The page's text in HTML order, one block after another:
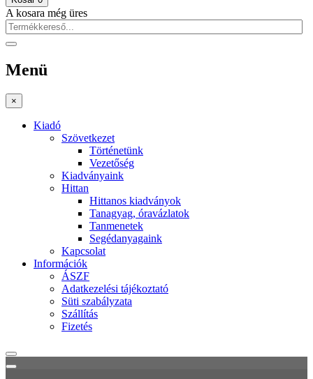
A kosara még üres
Menü
×
Kiadó
Szövetkezet
Történetünk
Vezetőség
Kiadványaink
Hittan
Hittanos kiadványok
Tanagyag, óravázlatok
Tanmenetek
Segédanyagaink
Kapcsolat
Információk
ÁSZF
Adatkezelési tájékoztató
Süti szabályzata
Szállítás
Fizetés